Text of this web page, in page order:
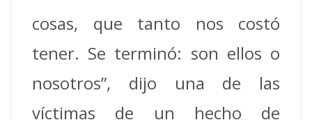
cosas, que tanto nos costó
tener. Se terminó: son ellos o
nosotros”, dijo una de las
víctimas de un hecho de